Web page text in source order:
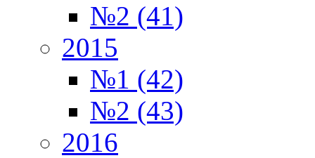
№2 (41)
2015
№1 (42)
№2 (43)
2016